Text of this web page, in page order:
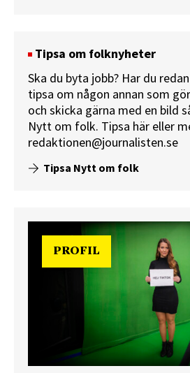
Tipsa om folknyheter
Ska du byta jobb? Har du
tipsa om någon annan som
och skicka gärna med en bild
Nytt om folk. Tipsa här eller
redaktionen@journalisten.se
Tipsa Nytt om folk
PROFIL